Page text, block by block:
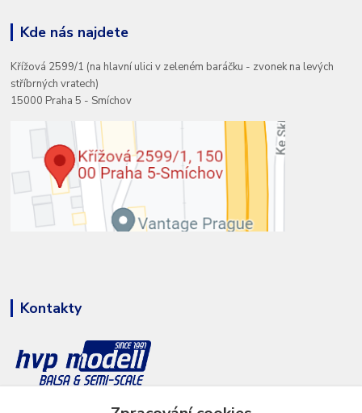
Kde nás najdete
Křížová 2599/1 (na hlavní ulici v zeleném baráčku - zvonek na levých
stříbrných vratech)
15000 Praha 5 - Smíchov
Kontakty